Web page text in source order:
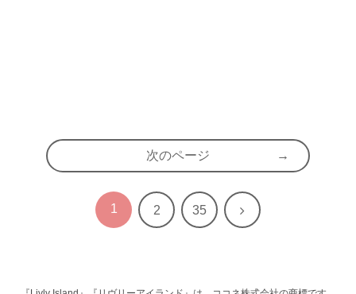
次のページ
1 2 35 次